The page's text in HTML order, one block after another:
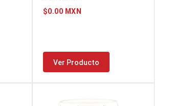
$0.00 MXN
Ver Producto